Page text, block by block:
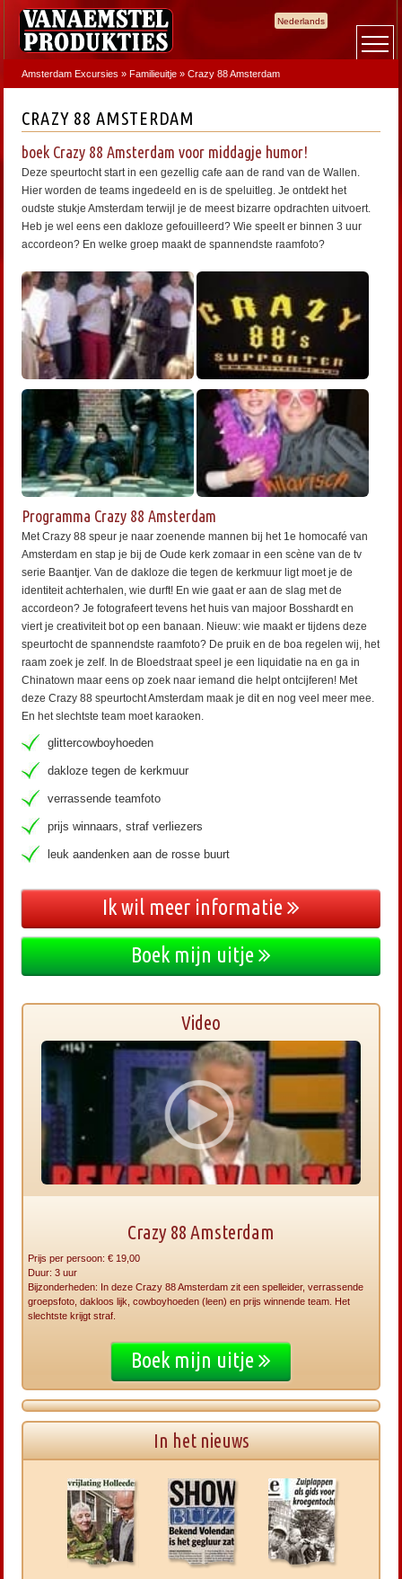
Nederlands
Amsterdam Excursies » Familieuitje »Crazy 88 Amsterdam
CRAZY 88 AMSTERDAM
boek Crazy 88 Amsterdam voor middagje humor!
Deze speurtocht start in een gezellig cafe aan de rand van de Wallen.
Hier worden de teams ingedeeld en is de speluitleg. Je ontdekt het
oudste stukje Amsterdam terwijl je de meest bizarre opdrachten uitvoert.
Heb je wel eens een dakloze gefouilleerd? Wie speelt er binnen 3 uur
accordeon? En welke groep maakt de spannendste raamfoto?
Programma Crazy 88 Amsterdam
Met Crazy 88 speur je naar zoenende mannen bij het 1e homocafé van
Amsterdam en stap je bij de Oude kerk zomaar in een scène van de tv
serie Baantjer. Van de dakloze die tegen de kerkmuur ligt moet je de
identiteit achterhalen, wie durft! En wie gaat er aan de slag met de
accordeon? Je fotografeert tevens het huis van majoor Bosshardt en
viert je creativiteit bot op een banaan. Nieuw: wie maakt er tijdens deze
speurtocht de spannendste raamfoto? De pruik en de boa regelen wij, het
raam zoek je zelf. In de Bloedstraat speel je een liquidatie na en ga in
Chinatown maar eens op zoek naar iemand die helpt ontcijferen! Met
deze Crazy 88 speurtocht Amsterdam maak je dit en nog veel meer mee.
En het slechtste team moet karaoken.
glittercowboyhoeden
dakloze tegen de kerkmuur
verrassende teamfoto
prijs winnaars, straf verliezers
leuk aandenken aan de rosse buurt
Ik wil meer informatie
Boek mijn uitje
Video
Crazy 88 Amsterdam
Prijs per persoon: € 19,00
Duur: 3 uur
Bijzonderheden: In deze Crazy 88 Amsterdam zit een spelleider, verrassende
groepsfoto, dakloos lijk, cowboyhoeden (leen) en prijs winnende team. Het
slechtste krijgt straf.
Boek mijn uitje
In het nieuws